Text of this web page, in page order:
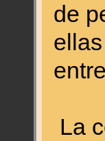
de
La